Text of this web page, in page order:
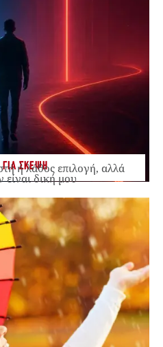
ΣΚΕΨΗ
ή λάθος επιλογή, αλλά
είναι δική μου